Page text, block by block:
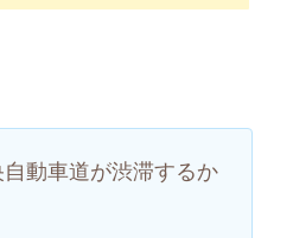
動車道が渋滞するか